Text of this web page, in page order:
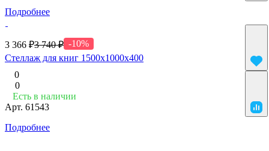
Подробнее
3 366 ₽3 740 ₽ -10%
Cтеллаж для книг 1500х1000х400
0
0
Есть в наличии
Арт. 61543
Подробнее